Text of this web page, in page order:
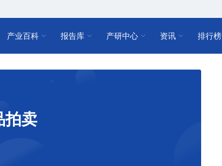
产业百科 报告库 产研中心 资讯 排行榜
拍卖